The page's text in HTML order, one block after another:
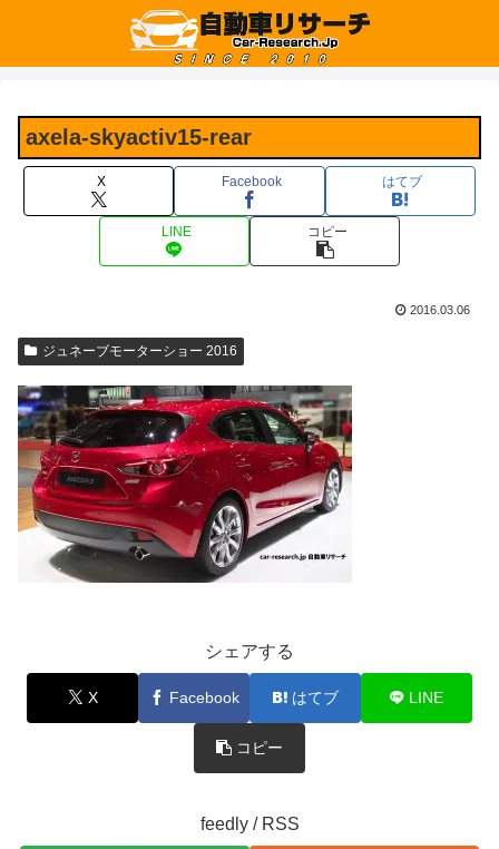
axela-skyactiv15-rear
X Facebook はてブ
LINE コピー
2016.03.06
ジュネーブモーターショー 2016
シェアする
X Facebook はてブ LINE
コピー
feedly / RSS